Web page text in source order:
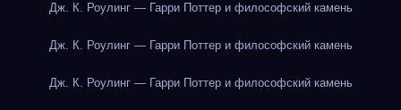
Дж. К. Роулинг — Гарри Поттер и философский камень
Дж. К. Роулинг — Гарри Поттер и философский камень
Дж. К. Роулинг — Гарри Поттер и философский камень